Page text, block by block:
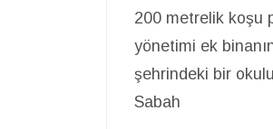
200 metrelik koşu
yönetimi ek
şehrindeki bir
Sabah